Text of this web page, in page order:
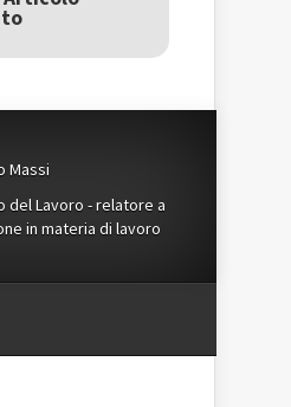
nuova
Massi
del Lavoro - relatore a
in materia di lavoro